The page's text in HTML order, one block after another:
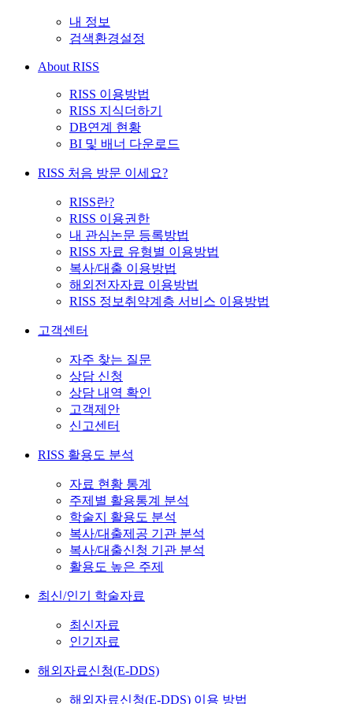
내 정보
검색환경설정
About RISS
RISS 이용방법
RISS 지식더하기
DB연계 현황
BI 및 배너 다운로드
RISS 처음 방문 이세요?
RISS란?
RISS 이용권한
내 관심논문 등록방법
RISS 자료 유형별 이용방법
복사/대출 이용방법
해외전자자료 이용방법
RISS 정보취약계층 서비스 이용방법
고객센터
자주 찾는 질문
상담 신청
상담 내역 확인
고객제안
신고센터
RISS 활용도 분석
자료 현황 통계
주제별 활용통계 분석
학술지 활용도 분석
복사/대출제공 기관 분석
복사/대출신청 기관 분석
활용도 높은 주제
최신/인기 학술자료
최신자료
인기자료
해외자료신청(E-DDS)
해외자료신청(E-DDS) 이용 방법